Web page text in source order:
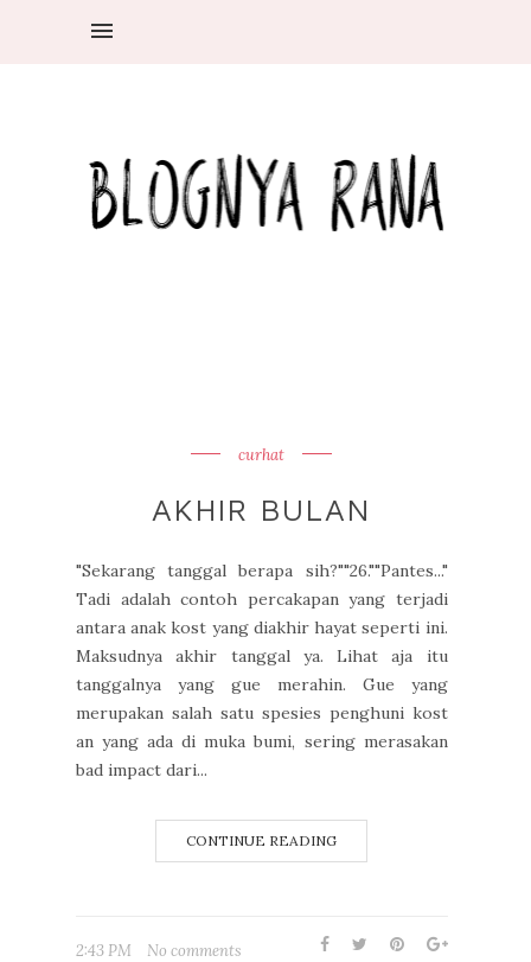
curhat
AKHIR BULAN
"Sekarang tanggal berapa sih?""26.""Pantes..."
Tadi adalah contoh percakapan yang terjadi
antara anak kost yang diakhir hayat seperti ini.
Maksudnya akhir tanggal ya. Lihat aja itu
tanggalnya yang gue merahin. Gue yang
merupakan salah satu spesies penghuni kost
an yang ada di muka bumi, sering merasakan
bad impact dari...
CONTINUE READING
2:43 PM No comments